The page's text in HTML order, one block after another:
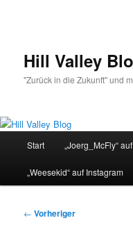
Hill Valley
"Zurück in die Zukunft" und
Start „Joerg_McFly“
„Weesekid“ auf Instagram
Beitragsnavigation
← Vorheriger